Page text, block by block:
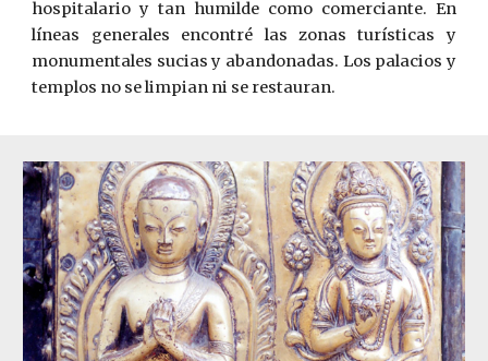
hospitala­rio y tan humilde como comerciante. En
líneas generales encontré las zonas turísticas y
monumentales sucias y abandonadas. Los pa­lacios y
templos no se limpian ni se restauran.